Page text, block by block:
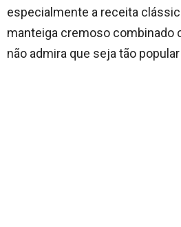
especialmente a receita
manteiga cremoso combinado
não admira que seja tão